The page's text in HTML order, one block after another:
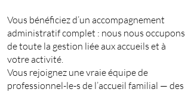
Vous bénéficiez d’un accompagnement
administratif complet : nous nous occupons
de toute la gestion liée aux accueils et à
votre activité.
Vous rejoignez une vraie équipe de
professionnel-le-s de l’accueil familial — des